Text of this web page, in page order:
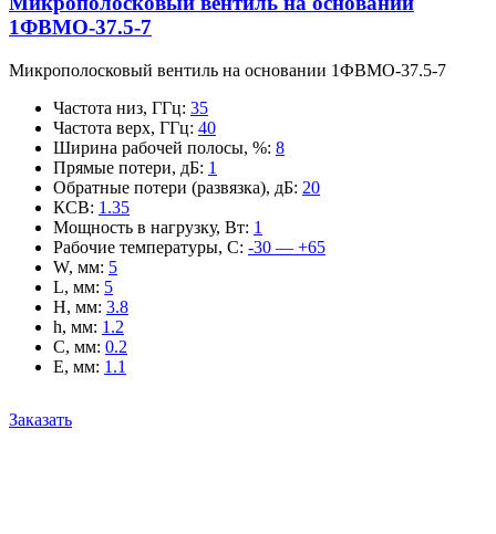
1ФВМO-37.5-7
Микрополосковый вентиль на основании 1ФВМO-37.5-7
Частота низ, ГГц: 35
Частота верх, ГГц: 40
Ширина рабочей полосы, %: 8
Прямые потери, дБ: 1
Обратные потери (развязка), дБ: 20
КСВ: 1.35
Мощность в нагрузку, Вт: 1
Рабочие температуры, С: -30 — +65
W, мм: 5
L, мм: 5
H, мм: 3.8
h, мм: 1.2
C, мм: 0.2
E, мм: 1.1
Заказать